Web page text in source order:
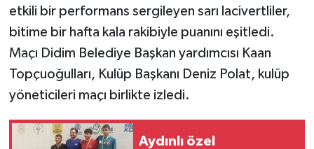
etkili bir performans sergileyen sarı lacivertliler,
bitime bir hafta kala rakibiyle puanını eşitledi.
Maçı Didim Belediye Başkan yardımcısı Kaan
Topçuoğulları, Kulüp Başkanı Deniz Polat, kulüp
yöneticileri maçı birlikte izledi.
Aydınlı özel